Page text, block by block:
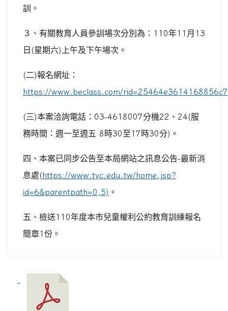
訓。
３、有關教育人員參訓場次分別為： 110年11 月 13
日 (星期六) 上午及下午場次。
(二)報名網址：
https://www.beclass.com/
(三)本案洽詢電話： 03-4618007分機22 、 24(服
務時間：週一至週五 8 時30至17 時30分) 。
四、本案已同步公告至本局網站之訊息公告-最新消
息處(https://www.tyc.edu.tw/home.jsp?
id=6&parentpath=0,5) 。
五、檢送110年度本市兒童權利公約教育訓練報名
簡章1 份。